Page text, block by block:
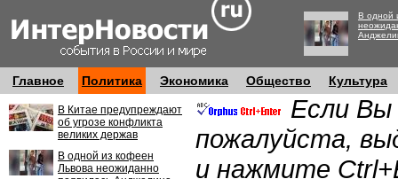
В одной
Главное Политика Экономика Общество Культура
В Китае предупреждают
об угрозе конфликта
великих держав
В одной из кофеен
Львова неожиданно
Если Вы
пожалуйста,
и нажмите